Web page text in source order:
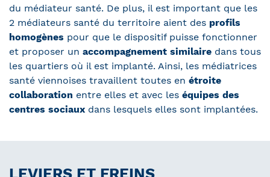
du médiateur santé. De plus, il est important que les
2 médiateurs santé du territoire aient des profils
homogènes pour que le dispositif puisse fonctionner
et proposer un accompagnement similaire dans tous
les quartiers où il est implanté. Ainsi, les médiatrices
santé viennoises travaillent toutes en étroite
collaboration entre elles et avec les équipes des
centres sociaux dans lesquels elles sont implantées.